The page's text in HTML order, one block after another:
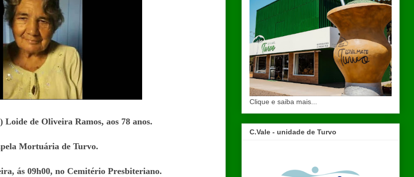
Loide de Oliveira Ramos, aos 78 anos.
Mortuária de Turvo.
ás 09h00, no Cemitério Presbiteriano.
Clique e saiba mais...
C.Vale - unidade de Turvo